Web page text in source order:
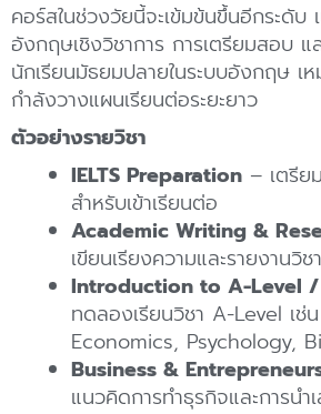
คอร์สในช่วงวัยนี้จะเข้มข้นขึ้นอีกระดับ
อังกฤษเชิงวิชาการ การเตรียมสอบ แ
นักเรียนมัธยมปลายในระบบอังกฤษ เ
กำลังวางแผนเรียนต่อระยะยาว
ตัวอย่างรายวิชา
IELTS Preparation – เตรี
สำหรับเข้าเรียนต่อ
Academic Writing &
เขียนเรียงความและรายงานวิช
Introduction to A-Level /
ทดลองเรียนวิชา A-Level เ
Economics, Psychology,
Business &
แนวคิดการทำธุรกิจและการนำ